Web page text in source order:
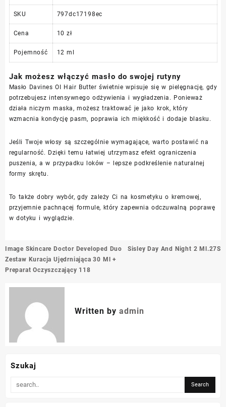
SKU 797dc17198ec
Cena 10 zł
Pojemność 12 ml
Jak możesz włączyć masło do swojej rutyny
Masło Davines OI Hair Butter świetnie wpisuje się w pielęgnację, gdy
potrzebujesz intensywnego odżywienia i wygładzenia. Ponieważ
działa niczym maska, możesz traktować je jako krok, który
wzmacnia kondycję pasm, poprawia ich miękkość i dodaje blasku.
Jeśli Twoje włosy są szczególnie wymagające, warto postawić na
regularność. Dzięki temu łatwiej utrzymasz efekt ograniczenia
puszenia, a w przypadku loków – lepsze podkreślenie naturalnej
formy skrętu.
To także dobry wybór, gdy zależy Ci na kosmetyku o kremowej,
przyjemnie pachnącej formule, który zapewnia odczuwalną poprawę
w dotyku i wyglądzie.
Nawigacja
wpisu
Image Skincare Doctor Developed Duo
Zestaw Kuracja Ujędrniająca 30 Ml +
Preparat Oczyszczający 118
Sisley Day And Night 2 Ml.27S
Written by admin
Szukaj